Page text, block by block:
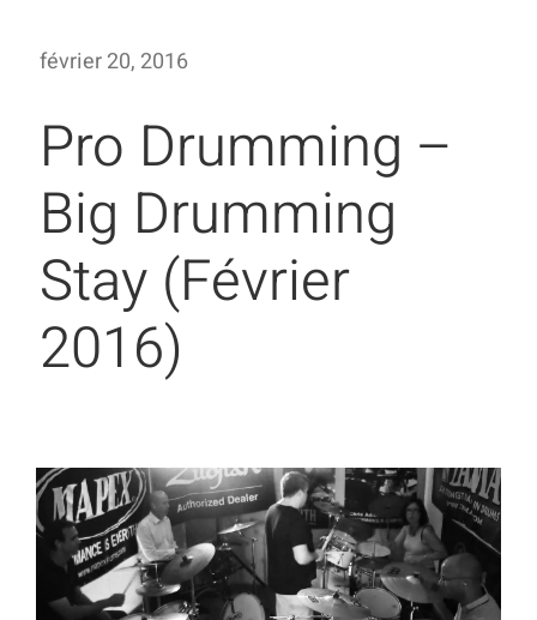
février 20, 2016
Pro Drumming –
Big Drumming
Stay (Février
2016)
Voir
l'image
agrandie